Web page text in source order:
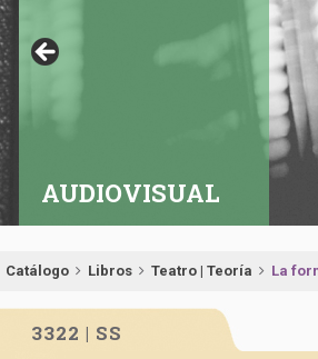
AUDIOVISUAL
Catálogo Libros Teatro | Teoría La
3322 | SS